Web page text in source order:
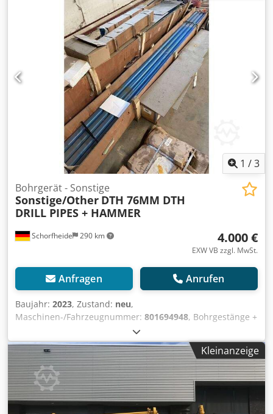
DHD350 shank, 2 7-8\" API Chodpfjhypv Ujx Aglja Weitere
Informationen Verwendungszweck: Bauwesen, Allgemeiner
Zustand: sehr gut, Technischer Zustand: sehr gut,
Optischer Zustand: sehr gut,
1 /3
Schorfheide 290 km
Bohrgerät - Sonstige
Sonstige/Other DTH 76MM DTH
DRILL PIPES + HAMMER
4.000 €
EXW VB zzgl. MwSt.
Anfragen Anrufen
Baujahr: 2023, Zustand: neu,
Maschinen-/Fahrzeugnummer: 801694948, Bohrgestänge +
Hydraulikhammer 8x 76mm DTH Bohrgestänge , 4000mm x
63mm, 2 3-8\" API Reg 1x 3,5\" DTH Hammer with \" shank
with 2 3-8\" API Weitere Informationen Verwendungszweck:
Bauwesen, Chjdpfx Agohypv Rslea
Kleinanzeige